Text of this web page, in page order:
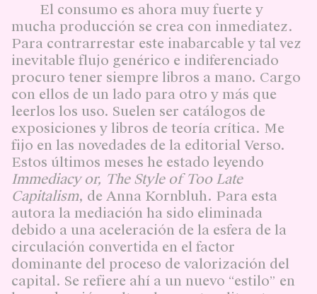
El consumo es ahora muy fuerte y
mucha producción se crea con inmediatez.
Para contrarrestar este inabarcable y tal vez
inevitable flujo genérico e indiferenciado
procuro tener siempre libros a mano. Cargo
con ellos de un lado para otro y más que
leerlos los uso. Suelen ser catálogos de
exposiciones y libros de teoría crítica. Me
fijo en las novedades de la editorial Verso.
Estos últimos meses he estado leyendo
Immediacy or, The Style of Too Late
Capitalism, de Anna Kornbluh. Para esta
autora la mediación ha sido eliminada
debido a una aceleración de la esfera de la
circulación convertida en el factor
dominante del proceso de valorización del
capital. Se refiere ahí a un nuevo “estilo” en